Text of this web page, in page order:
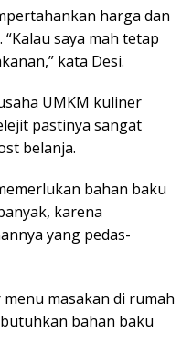
harga dan
saya mah tetap
kata Desi.
UMKM kuliner
pastinya sangat
belanja.
bahan baku
karena
yang pedas-
masakan di rumah
bahan baku